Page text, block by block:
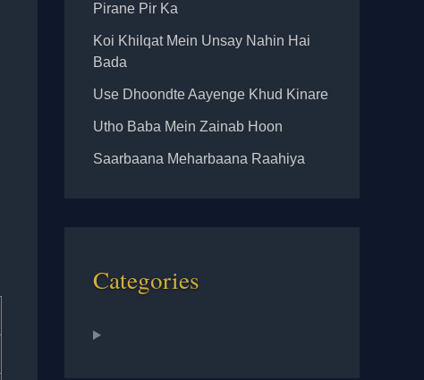
Pirane Pir Ka
Koi Khilqat Mein Unsay Nahin Hai
Bada
Use Dhoondte Aayenge Khud Kinare
Utho Baba Mein Zainab Hoon
Saarbaana Meharbaana Raahiya
Categories